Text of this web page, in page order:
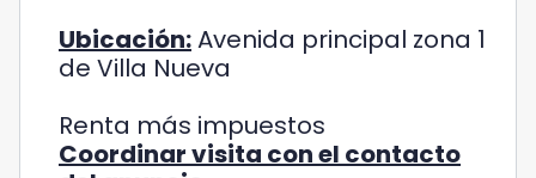
Ubicación:Avenida principal zona 1
de Villa Nueva
Renta más impuestos
Coordinar visita con el contacto